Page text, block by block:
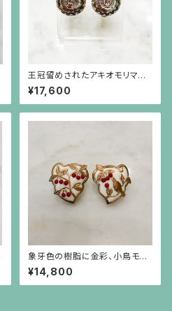
王冠留めされたアキオモリマー
クの刻印のイヤリング（大）
¥17,600
象牙色の樹脂に金彩、小鳥モチ
ーフに赤珊瑚色の実のイヤリン
グ
¥14,800